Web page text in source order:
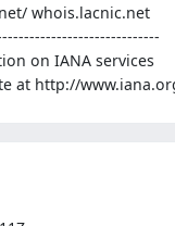
whois.lacnic.net
on IANA services
at http://